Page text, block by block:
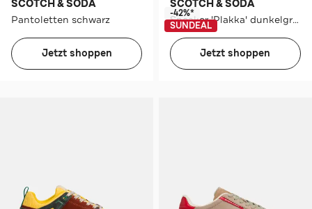
SCOTCH & SODA
Pantoletten schwarz
Jetzt shoppen
SCOTCH & SODA
Sneaker 'Plakka' dunkelgrün
-42%*
SUNDEAL
Jetzt shoppen